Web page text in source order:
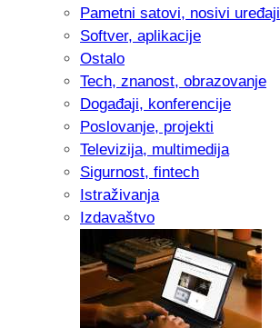
Pametni satovi, nosivi uređaji
Softver, aplikacije
Ostalo
Tech, znanost, obrazovanje
Događaji, konferencije
Poslovanje, projekti
Televizija, multimedija
Sigurnost, fintech
Istraživanja
Izdavaštvo